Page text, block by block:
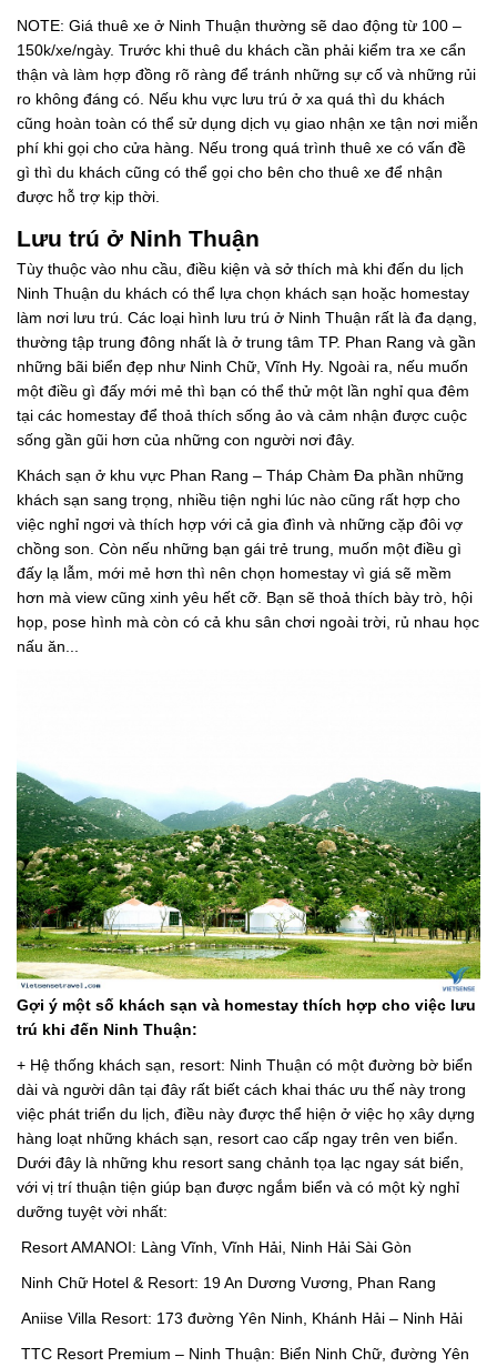
NOTE: Giá thuê xe ở Ninh Thuận thường sẽ dao động từ 100 –
150k/xe/ngày. Trước khi thuê du khách cần phải kiểm tra xe cẩn
thận và làm hợp đồng rõ ràng để tránh những sự cố và những rủi
ro không đáng có. Nếu khu vực lưu trú ở xa quá thì du khách
cũng hoàn toàn có thể sử dụng dịch vụ giao nhận xe tận nơi miễn
phí khi gọi cho cửa hàng. Nếu trong quá trình thuê xe có vấn đề
gì thì du khách cũng có thể gọi cho bên cho thuê xe để nhận
được hỗ trợ kịp thời.
Lưu trú ở Ninh Thuận
Tùy thuộc vào nhu cầu, điều kiện và sở thích mà khi đến du lịch
Ninh Thuận du khách có thể lựa chọn khách sạn hoặc homestay
làm nơi lưu trú. Các loại hình lưu trú ở Ninh Thuận rất là đa dạng,
thường tập trung đông nhất là ở trung tâm TP. Phan Rang và gần
những bãi biển đẹp như Ninh Chữ, Vĩnh Hy. Ngoài ra, nếu muốn
một điều gì đấy mới mẻ thì bạn có thể thử một lần nghỉ qua đêm
tại các homestay để thoả thích sống ảo và cảm nhận được cuộc
sống gần gũi hơn của những con người nơi đây.
Khách sạn ở khu vực Phan Rang – Tháp Chàm Đa phần những
khách sạn sang trọng, nhiều tiện nghi lúc nào cũng rất hợp cho
việc nghỉ ngơi và thích hợp với cả gia đình và những cặp đôi vợ
chồng son. Còn nếu những bạn gái trẻ trung, muốn một điều gì
đấy lạ lẫm, mới mẻ hơn thì nên chọn homestay vì giá sẽ mềm
hơn mà view cũng xinh yêu hết cỡ. Bạn sẽ thoả thích bày trò, hội
họp, pose hình mà còn có cả khu sân chơi ngoài trời, rủ nhau học
nấu ăn...
Gợi ý một số khách sạn và homestay thích hợp cho việc lưu
trú khi đến Ninh Thuận:
+ Hệ thống khách sạn, resort: Ninh Thuận có một đường bờ biển
dài và người dân tại đây rất biết cách khai thác ưu thế này trong
việc phát triển du lịch, điều này được thể hiện ở việc họ xây dựng
hàng loạt những khách sạn, resort cao cấp ngay trên ven biển.
Dưới đây là những khu resort sang chảnh tọa lạc ngay sát biển,
với vị trí thuận tiện giúp bạn được ngắm biển và có một kỳ nghỉ
dưỡng tuyệt vời nhất:
Resort AMANOI: Làng Vĩnh, Vĩnh Hải, Ninh Hải Sài Gòn
Ninh Chữ Hotel & Resort: 19 An Dương Vương, Phan Rang
Aniise Villa Resort: 173 đường Yên Ninh, Khánh Hải – Ninh Hải
TTC Resort Premium – Ninh Thuận: Biển Ninh Chữ, đường Yên